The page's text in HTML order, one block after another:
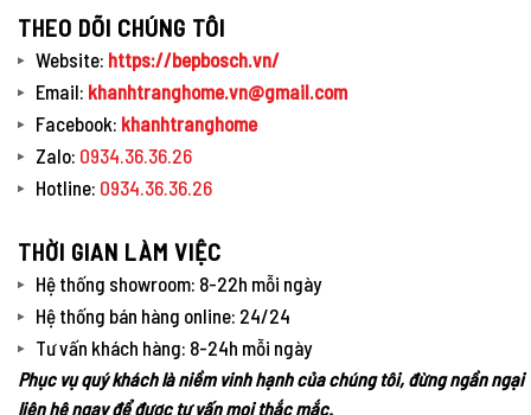
THEO DÕI CHÚNG TÔI
Website: https://bepbosch.vn/
Email: khanhtranghome.vn@gmail.com
Facebook: khanhtranghome
Zalo: 0934.36.36.26
Hotline: 0934.36.36.26
THỜI GIAN LÀM VIỆC
Hệ thống showroom: 8-22h mỗi ngày
Hệ thống bán hàng online: 24/24
Tư vấn khách hàng: 8-24h mỗi ngày
Phục vụ quý khách là niềm vinh hạnh của chúng tôi, đừng ngần ngại
liên hệ ngay để được tư vấn mọi thắc mắc.